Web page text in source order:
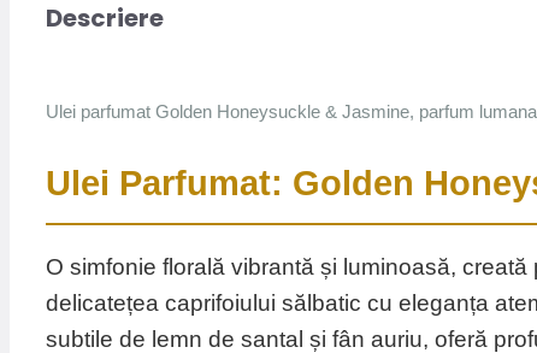
Descriere
Ulei parfumat Golden Honeysuckle & Jasmine, parfum
Ulei Parfumat: Golden
O simfonie florală vibrantă și luminoasă,
delicatețea caprifoiului sălbatic cu eleganța
subtile de lemn de santal și fân auriu, oferă